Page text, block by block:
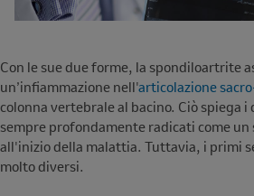
Con le sue due forme, la spondiloartrite
un’infiammazione nell'articolazione
colonna vertebrale al bacino. Ciò spiega i
sempre profondamente radicati come
all'inizio della malattia. Tuttavia, i primi
molto diversi.